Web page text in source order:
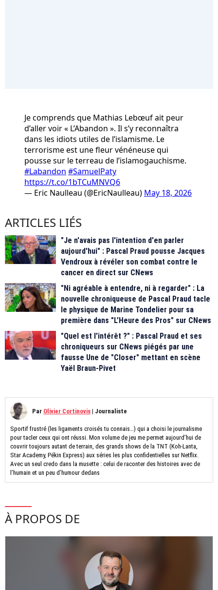
Je comprends que Mathias Lebœuf ait peur
d’aller voir « L’Abandon ». Il s’y reconnaîtra
dans les idiots utiles de l’islamisme. Le
terrorisme est une fleur vénéneuse qui
pousse sur le terreau de l’islamogauchisme.
#Labandon #SamuelPaty
https://t.co/1bTCuMNVQ6
— Eric Naulleau (@EricNaulleau) May 18, 2026
ARTICLES LIÉS
"Je n'avais pas l'intention d'en parler
aujourd'hui" : Pascal Praud pousse Jacques
Vendroux à révéler son combat contre le
cancer en direct sur CNews
"Ni agréable à entendre, ni à regarder" : La
nouvelle chroniqueuse de Pascal Praud tacle
le physique de Marine Tondelier pour sa
première dans "L’Heure des Pros" sur CNews
"Quel est l'intérêt ?" : Pascal Praud et ses
chroniqueurs sur CNews piégés par une
fausse Une de "Closer" mettant en scène
Yaël Braun-Pivet
Par Olivier Cortinovis | Journaliste
Sportif frustré (les ligaments croisés tu connais…) qui a choisi le journalisme
pour tacler ceux qui ont réussi. Mon volume de jeu me permet aujourd’hui de
couvrir toujours autant de terrain, des grands shows de la TNT (Koh-Lanta,
Star Academy, Pékin Express) aux séries les plus confidentielles sur Netflix.
Avec un seul credo dans la musette : celui de raconter des histoires avec de
l’humain et un peu d’humour dedans
À PROPOS DE